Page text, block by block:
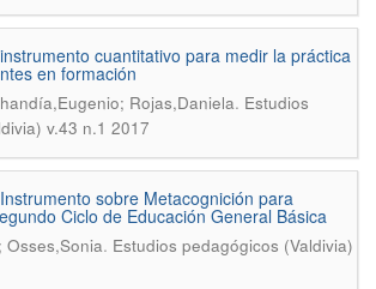
cuantitativo para medir la práctica
en formación
Rojas,Daniela. Estudios
v.43 n.1 2017
sobre Metacognición para
Ciclo de Educación General Básica
Osses,Sonia. Estudios pedagógicos (Valdivia)